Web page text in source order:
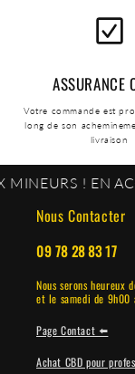
ASSURANCE
Votre commande est
long de son
livraison
Nous Contacter
09 78 28 83 17
Nous serons heureux
et le samedi de 9h00
Page Contact ⬅️
Achat CBD pour